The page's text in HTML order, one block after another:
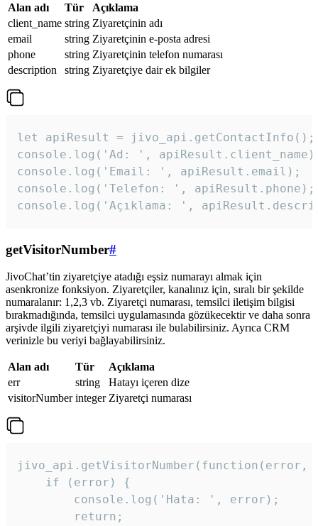
Alan adı Tür
Açıklama
client_name string Ziyaretçinin adı
email
string Ziyaretçinin e-posta adresi
phone
string Ziyaretçinin telefon numarası
description
string Ziyaretçiye dair ek bilgiler
let apiResult = jivo_api.getContactInfo();
console.log('Ad: ',
console.log('Email: ', apiResult.email);
console.log('Telefon: ', apiResult.phone);
console.log('Açıklama: ',
getVisitorNumber#
JivoChat’tin ziyaretçiye atadığı eşsiz numarayı almak için
asenkronize fonksiyon. Ziyaretçiler, kanalınız için, sıralı bir şekilde
numaralanır: 1,2,3 vb. Ziyaretçi numarası, temsilci iletişim bilgisi
bırakmadığında, temsilci uygulamasında gözükecektir ve daha sonra
arşivde ilgili ziyaretçiyi numarası ile bulabilirsiniz. Ayrıca CRM
verinizle bu veriyi bağlayabilirsiniz.
Alan adı Tür
Açıklama
err
string
Hatayı içeren dize
visitorNumber integer Ziyaretçi numarası
jivo_api.getVisitorNumber(function(error,
    if (error) {
        console.log('Hata: ', error);
        return;